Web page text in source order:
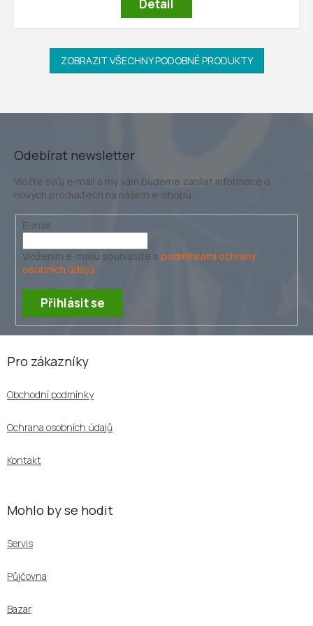
Detail
ZOBRAZIT VŠECHNY PODOBNÉ PRODUKTY
Odebírat newsletter
Vložte svůj e-mail a my vám budeme zasílat informace o
nových produktech na našem e-shopu.
E-mail
Vložením e-mailu souhlasíte s podmínkami ochrany
osobních údajů
Přihlásit se
Z
Pro zákazníky
Obchodní podmínky
Ochrana osobních údajů
Kontakt
Mohlo by se hodit
Servis
Půjčovna
Bazar